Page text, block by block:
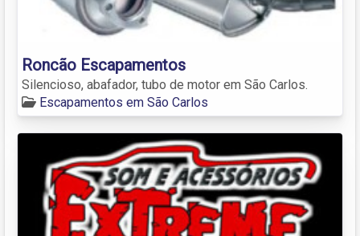
Roncão Escapamentos
Silencioso, abafador, tubo de motor em São Carlos.
Escapamentos em São Carlos